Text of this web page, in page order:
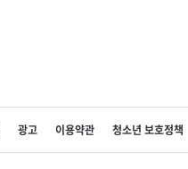
광고 이용약관 청소년 보호정책